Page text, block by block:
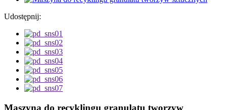
Udostępnij:
Maszyna do recyklingu granulatu tworzyw